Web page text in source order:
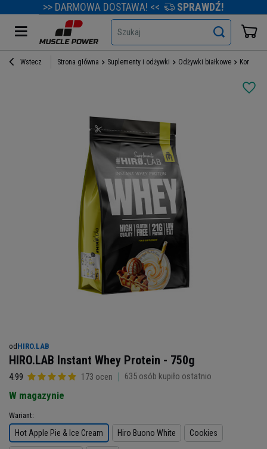
>> DARMOWA DOSTAWA! << SPRAWDŹ!
Szukaj
Wstecz Strona główna Suplementy i odżywki Odżywki białkowe
od HIRO.LAB
HIRO.LAB Instant Whey Protein - 750g
4.99 173 ocen 635 osób kupiło ostatnio
W magazynie
Wariant
Hot Apple Pie & Ice Cream Hiro Buono White Cookies